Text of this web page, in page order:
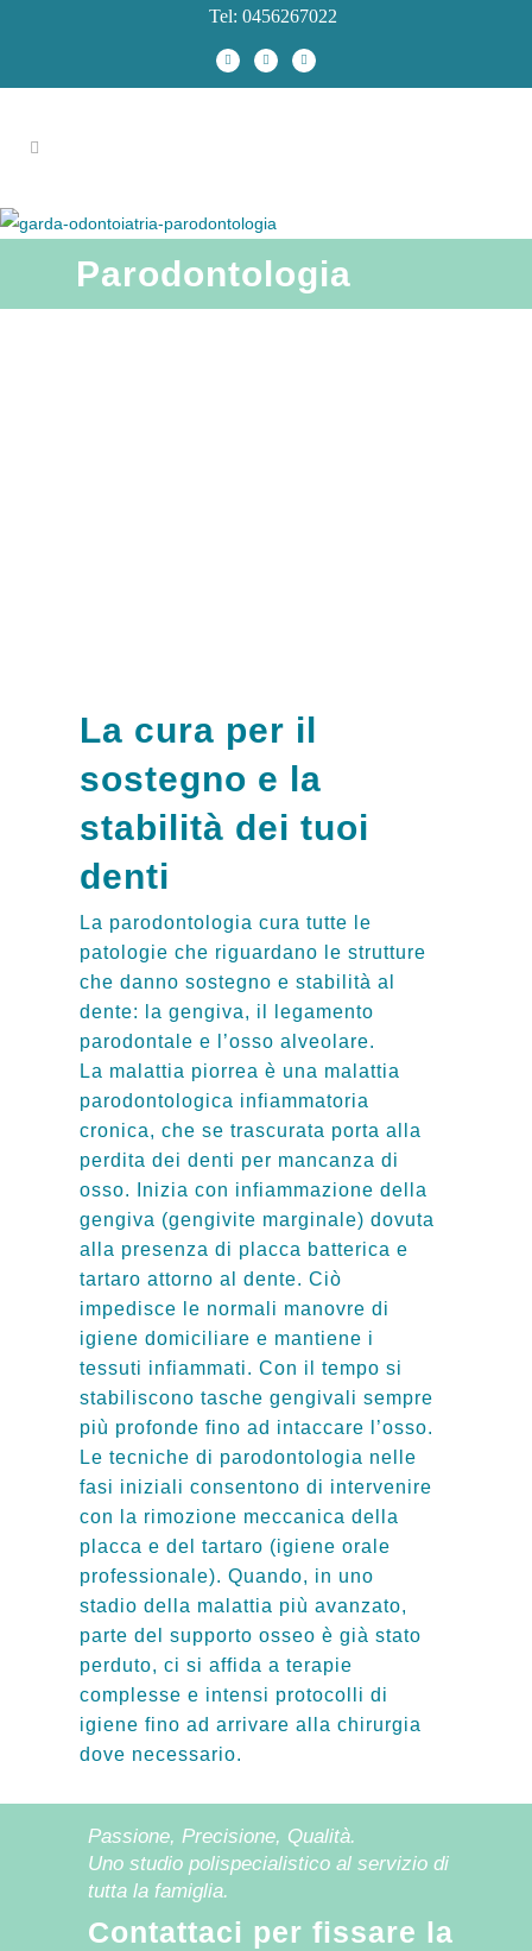
Tel: 0456267022
Parodontologia
La cura per il
sostegno e la
stabilità dei tuoi
denti
La parodontologia cura tutte le
patologie che riguardano le strutture
che danno sostegno e stabilità al
dente: la gengiva, il legamento
parodontale e l’osso alveolare.
La malattia piorrea è una malattia
parodontologica infiammatoria
cronica, che se trascurata porta alla
perdita dei denti per mancanza di
osso. Inizia con infiammazione della
gengiva (gengivite marginale) dovuta
alla presenza di placca batterica e
tartaro attorno al dente. Ciò
impedisce le normali manovre di
igiene domiciliare e mantiene i
tessuti infiammati. Con il tempo si
stabiliscono tasche gengivali sempre
più profonde fino ad intaccare l’osso.
Le tecniche di parodontologia nelle
fasi iniziali consentono di intervenire
con la rimozione meccanica della
placca e del tartaro (igiene orale
professionale). Quando, in uno
stadio della malattia più avanzato,
parte del supporto osseo è già stato
perduto, ci si affida a terapie
complesse e intensi protocolli di
igiene fino ad arrivare alla chirurgia
dove necessario.
Passione, Precisione, Qualità.
Uno studio polispecialistico al servizio di
tutta la famiglia.
Contattaci per fissare la